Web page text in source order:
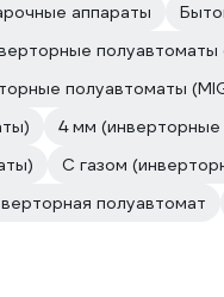
аппараты
полуавтоматы
полуавтоматы
4 мм
С газом
полуавтомат